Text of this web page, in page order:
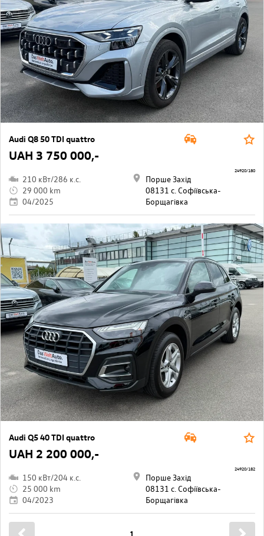
Audi Q8 50 TDI quattro
UAH 3 750 000,-
210 кВт/286 к.с.
29 000 km
04/2025
Порше Захід
08131 с. Софіївська-
Борщагівкa
24920/180
Audi Q5 40 TDI quattro
UAH 2 200 000,-
150 кВт/204 к.с.
25 000 km
04/2023
Порше Захід
08131 с. Софіївська-
Борщагівкa
24920/182
1